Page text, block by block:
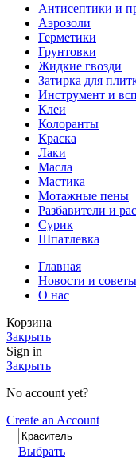
Антисептики и
Аэрозоли
Герметики
Грунтовки
Жидкие гвозди
Затирка для
Инструмент и
Клеи
Колоранты
Краска
Лаки
Масла
Мастика
Мотажные пены
Разбавители и
Сурик
Шпатлевка
Главная
Новости и советы
О нас
Корзина
Закрыть
Sign in
Закрыть
No account yet?
Create an Account
Выбрать